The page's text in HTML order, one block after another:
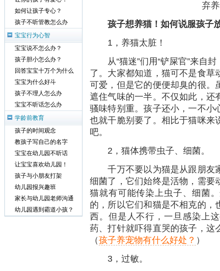
孩子想养猫！如何说服孩子
1，养猫太脏！
从“猫迷”们用“铲屎官”来自封
了。大家都知道，猫可不是食草
可爱，但是它的便便却臭的很。
遮住气味的一半。不仅如此，还
骚味特别重。孩子还小，一不小
也就干脆别要了。相比于猫咪来
吧。
2，猫体携带虫子、细菌。
千万不要以为猫是从跟朋友
细菌了，它们始终是活物，需要
猫就有可能传染上虫子、细菌
的，所以它们和猫是不相克的，
西。但是人不行，一旦感染上
药、打针就吓得直哭的孩子，这
（孩子养宠物有什么好处？ ）
3，过敏。
如何让孩子专心？
孩子不听管教怎么办
宝宝行为心智
宝宝说不怎么办？
孩子胆小怎么办？
回答宝宝十万个为什么
宝宝为什么好斗
孩子不理人怎么办
宝宝不听话怎么办
学龄前教育
孩子的时间观念
教孩子写自己的名字
宝宝在幼儿园不听话
让宝宝喜欢幼儿园！
孩子与小朋友打架
幼儿园报兴趣班
家长与幼儿园老师沟通
幼儿园遇到霸道小孩？